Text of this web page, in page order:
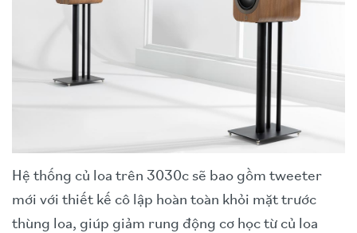
Hệ thống củ loa trên 3030c sẽ bao gồm tweeter
mới với thiết kế cô lập hoàn toàn khỏi mặt trước
thùng loa, giúp giảm rung động cơ học từ củ loa